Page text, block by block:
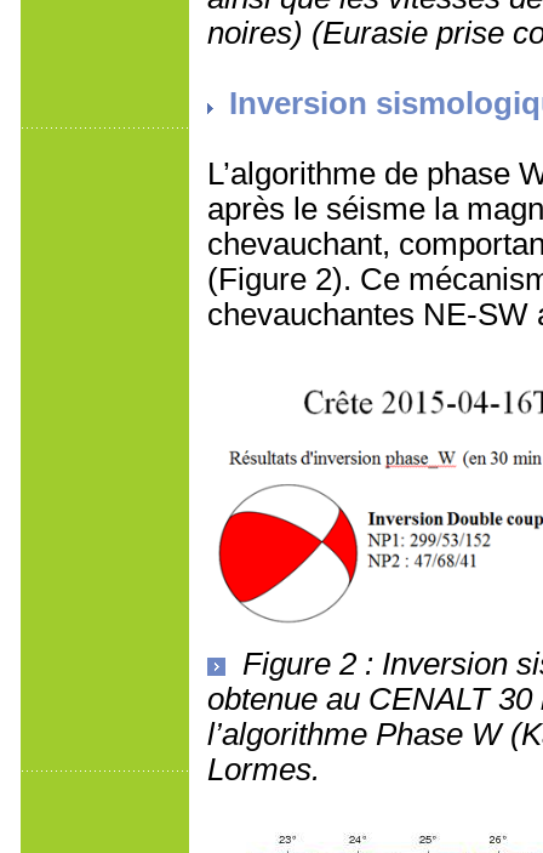
noires) (Eurasie prise
Inversion
L’algorithme de phase
après le séisme la
chevauchant,
(Figure 2). Ce
chevauchantes NE-SW
Figure 2 : Inversion
obtenue au CENALT
l’algorithme Phase W
Lormes.